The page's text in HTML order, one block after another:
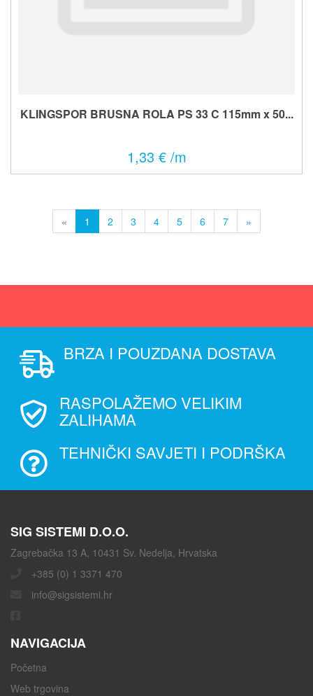
KLINGSPOR BRUSNA ROLA PS 33 C 115mm x 50...
1,33 € /m
« 1 2 3 4 5 6 7 »
BRZA I POUZDANA DOSTAVA
RASPOLAŽEMO VELIKIM
ZALIHAMA
TEHNIČKI SAVJETI I PODRŠKA
SIG SISTEMI D.O.O.
Zagrebačka 13 A, 10431 Sv. Nedelja, Hrvatska
+385 (0) 1 3371 470
info@sigsistemi.hr
NAVIGACIJA
Početna
Web trgovina